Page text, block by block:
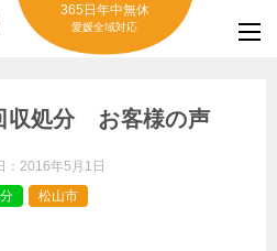
365日年中無休
愛媛全域対応
収処分 お客様の声
： 2016年5月1日
松山市